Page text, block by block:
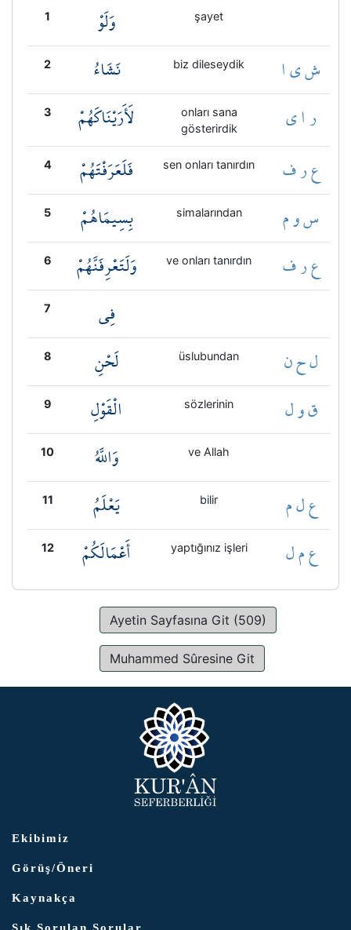
1 وَلَوْ şayet
2 نَشَاءُ biz dileseydik ش ي ا
3 لَأَرَيْنَاكَهُمْ
onları sana
gösterirdik
ر ا ي
4 فَلَعَرَفْتَهُمْ sen onları tanırdın ع ر ف
5 بِسِيمَاهُمْ simalarından س و م
6 وَلَتَعْرِفَنَّهُمْ ve onları tanırdın ع ر ف
7 فِي
8 لَحْنِ üslubundan ل ح ن
9 الْقَوْلِ sözlerinin ق و ل
10 وَاللَّهُ ve Allah
11 يَعْلَمُ bilir ع ل م
12 أَعْمَالَكُمْ yaptığınız işleri ع م ل
Ayetin Sayfasına Git (509)
Muhammed Sûresine Git
Ekibimiz
Görüş/Öneri
Kaynakça